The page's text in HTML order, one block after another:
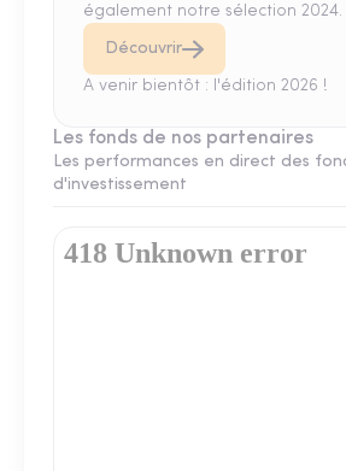
également notre sélection 2024.
Découvrir
A venir bientôt : l'édition 2026 !
Les fonds de nos partenaires
Les performances en direct des
d'investissement